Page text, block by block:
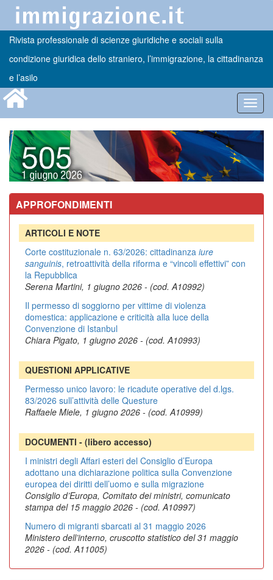
Rivista professionale di scienze giuridiche e sociali sulla
condizione giuridica dello straniero, l’immigrazione, la cittadinanza
e l’asilo
APPROFONDIMENTI
ARTICOLI E NOTE
Corte costituzionale n. 63/2026: cittadinanza iure
sanguinis, retroattività della riforma e “vincoli effettivi” con
la Repubblica
Serena Martini, 1 giugno 2026 - (cod. A10992)
Il permesso di soggiorno per vittime di violenza
domestica: applicazione e criticità alla luce della
Convenzione di Istanbul
Chiara Pigato, 1 giugno 2026 - (cod. A10993)
QUESTIONI APPLICATIVE
Permesso unico lavoro: le ricadute operative del d.lgs.
83/2026 sull’attività delle Questure
Raffaele Miele, 1 giugno 2026 - (cod. A10999)
DOCUMENTI - (libero accesso)
I ministri degli Affari esteri del Consiglio d’Europa
adottano una dichiarazione politica sulla Convenzione
europea dei diritti dell’uomo e sulla migrazione
Consiglio d’Europa, Comitato dei ministri, comunicato
stampa del 15 maggio 2026 - (cod. A10997)
Numero di migranti sbarcati al 31 maggio 2026
Ministero dell’interno, cruscotto statistico del 31 maggio
2026 - (cod. A11005)